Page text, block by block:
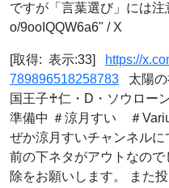
ですが「言葉選び」には
o/9ooIQQW6a6" / X
[取得: 表示:33]
https://
789896518258783 太陽の
国王子♰仁・D・ソウロ
準備中 ＃涼月すい ＃
ぜか涼月すいチャンネル
前の下ネタがアウトなの
除をお願いします。 また